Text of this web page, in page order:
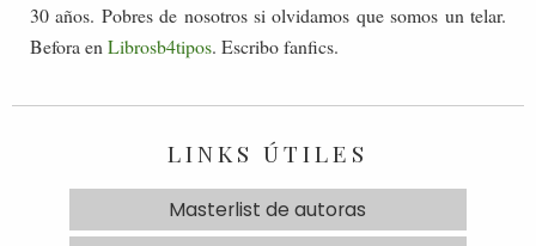
30 años. Pobres de nosotros si olvidamos que somos un telar.
Befora en Librosb4tipos. Escribo fanfics.
LINKS ÚTILES
Masterlist de autoras